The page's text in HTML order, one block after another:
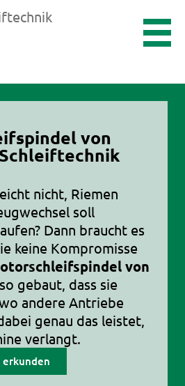
von
nicht, Riemen
soll
Dann braucht es
keine Kompromisse
von
gebaut, dass sie
andere Antriebe
genau das leistet,
verlangt.